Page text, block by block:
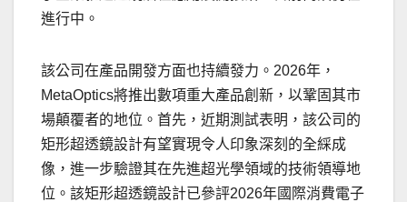
進行中。
該公司在產品開發方面也持續發力。2026年，
MetaOptics將推出數項重大產品創新，以鞏固其市
場顛覆者的地位。首先，近期測試表明，該公司的
矩形超透鏡設計有望實現令人印象深刻的全綵成
像，進一步驗證其在先進超光學領域的技術領導地
位。該矩形超透鏡設計已參評2026年國際消費電子